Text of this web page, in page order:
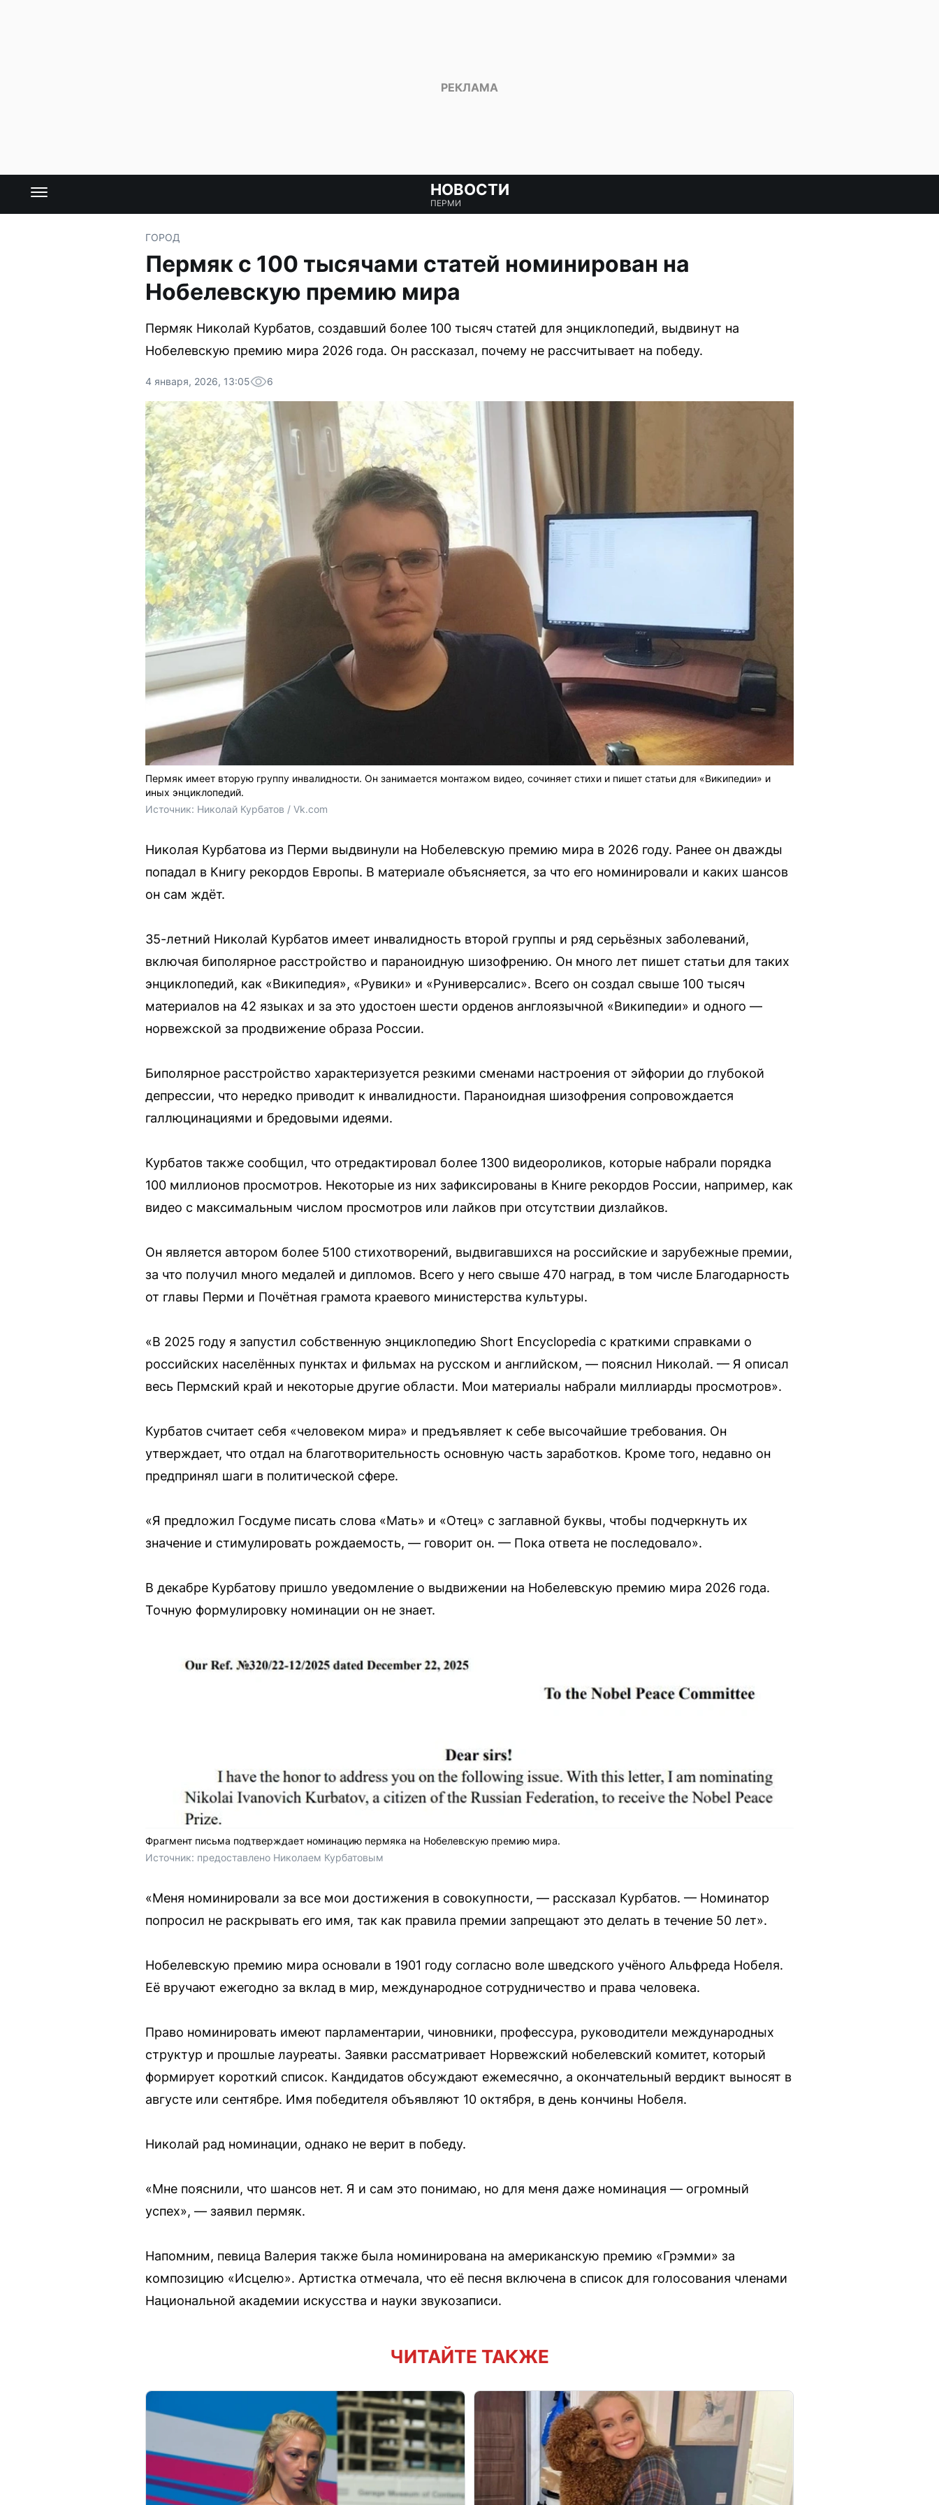
НОВОСТИ
ПЕРМИ
ГОРОД
Пермяк с 100 тысячами статей номинирован на
Нобелевскую премию мира
Пермяк Николай Курбатов, создавший более 100 тысяч статей для энциклопедий, выдвинут на
Нобелевскую премию мира 2026 года. Он рассказал, почему не рассчитывает на победу.
4 января, 2026, 13:05 6
Пермяк имеет вторую группу инвалидности. Он занимается монтажом видео, сочиняет стихи и пишет статьи для «Википедии» и
иных энциклопедий.
Источник: Николай Курбатов / Vk.com
Николая Курбатова из Перми выдвинули на Нобелевскую премию мира в 2026 году. Ранее он дважды
попадал в Книгу рекордов Европы. В материале объясняется, за что его номинировали и каких шансов
он сам ждёт.
35-летний Николай Курбатов имеет инвалидность второй группы и ряд серьёзных заболеваний,
включая биполярное расстройство и параноидную шизофрению. Он много лет пишет статьи для таких
энциклопедий, как «Википедия», «Рувики» и «Руниверсалис». Всего он создал свыше 100 тысяч
материалов на 42 языках и за это удостоен шести орденов англоязычной «Википедии» и одного —
норвежской за продвижение образа России.
Биполярное расстройство характеризуется резкими сменами настроения от эйфории до глубокой
депрессии, что нередко приводит к инвалидности. Параноидная шизофрения сопровождается
галлюцинациями и бредовыми идеями.
Курбатов также сообщил, что отредактировал более 1300 видеороликов, которые набрали порядка
100 миллионов просмотров. Некоторые из них зафиксированы в Книге рекордов России, например, как
видео с максимальным числом просмотров или лайков при отсутствии дизлайков.
Он является автором более 5100 стихотворений, выдвигавшихся на российские и зарубежные премии,
за что получил много медалей и дипломов. Всего у него свыше 470 наград, в том числе Благодарность
от главы Перми и Почётная грамота краевого министерства культуры.
«В 2025 году я запустил собственную энциклопедию Short Encyclopedia с краткими справками о
российских населённых пунктах и фильмах на русском и английском, — пояснил Николай. — Я описал
весь Пермский край и некоторые другие области. Мои материалы набрали миллиарды просмотров».
Курбатов считает себя «человеком мира» и предъявляет к себе высочайшие требования. Он
утверждает, что отдал на благотворительность основную часть заработков. Кроме того, недавно он
предпринял шаги в политической сфере.
«Я предложил Госдуме писать слова «Мать» и «Отец» с заглавной буквы, чтобы подчеркнуть их
значение и стимулировать рождаемость, — говорит он. — Пока ответа не последовало».
В декабре Курбатову пришло уведомление о выдвижении на Нобелевскую премию мира 2026 года.
Точную формулировку номинации он не знает.
Фрагмент письма подтверждает номинацию пермяка на Нобелевскую премию мира.
Источник: предоставлено Николаем Курбатовым
«Меня номинировали за все мои достижения в совокупности, — рассказал Курбатов. — Номинатор
попросил не раскрывать его имя, так как правила премии запрещают это делать в течение 50 лет».
Нобелевскую премию мира основали в 1901 году согласно воле шведского учёного Альфреда Нобеля.
Её вручают ежегодно за вклад в мир, международное сотрудничество и права человека.
Право номинировать имеют парламентарии, чиновники, профессура, руководители международных
структур и прошлые лауреаты. Заявки рассматривает Норвежский нобелевский комитет, который
формирует короткий список. Кандидатов обсуждают ежемесячно, а окончательный вердикт выносят в
августе или сентябре. Имя победителя объявляют 10 октября, в день кончины Нобеля.
Николай рад номинации, однако не верит в победу.
«Мне пояснили, что шансов нет. Я и сам это понимаю, но для меня даже номинация — огромный
успех», — заявил пермяк.
Напомним, певица Валерия также была номинирована на американскую премию «Грэмми» за
композицию «Исцелю». Артистка отмечала, что её песня включена в список для голосования членами
Национальной академии искусства и науки звукозаписи.
ЧИТАЙТЕ ТАКЖЕ